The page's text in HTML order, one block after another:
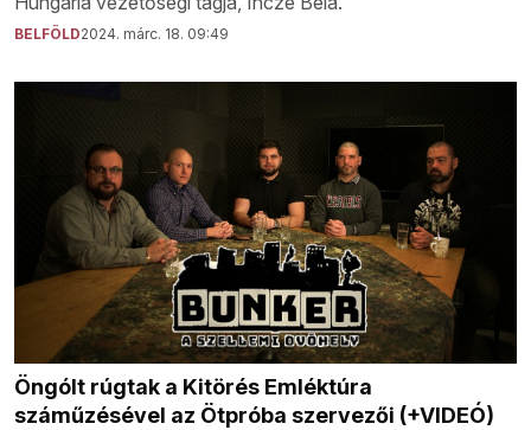
BELFÖLD2024. márc. 18. 09:49
Öngólt rúgtak a Kitörés Emléktúra
száműzésével az Ötpróba szervezői (+VIDEÓ)